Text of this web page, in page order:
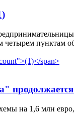
пунктам
на 1,6 млн